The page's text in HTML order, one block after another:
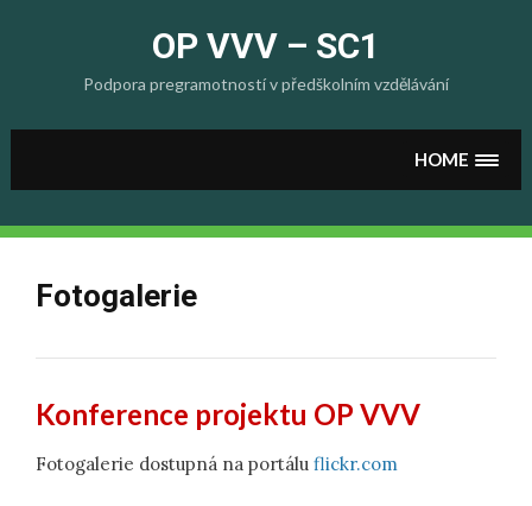
content
OP VVV – SC1
Podpora pregramotností v předškolním vzdělávání
HOME
Fotogalerie
Konference projektu OP VVV
Fotogalerie dostupná na portálu flickr.com